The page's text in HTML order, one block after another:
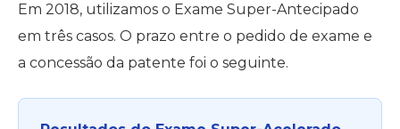
Em 2018, utilizamos o Exame Super-Antecipado
em três casos. O prazo entre o pedido de exame e
a concessão da patente foi o seguinte.